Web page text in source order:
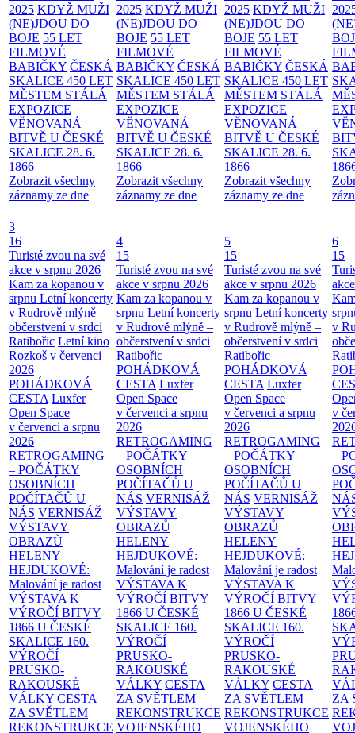
2025 KDYŽ MUŽI
(NE)JDOU DO
BOJE 55 LET
FILMOVÉ
BABIČKY ČESKÁ
SKALICE 450 LET
MĚSTEM STÁLÁ
EXPOZICE
VĚNOVANÁ
BITVĚ U ČESKÉ
SKALICE 28. 6.
1866
Zobrazit všechny
záznamy ze dne
2025 KDYŽ MUŽI
(NE)JDOU DO
BOJE 55 LET
FILMOVÉ
BABIČKY ČESKÁ
SKALICE 450 LET
MĚSTEM STÁLÁ
EXPOZICE
VĚNOVANÁ
BITVĚ U ČESKÉ
SKALICE 28. 6.
1866
Zobrazit všechny
záznamy ze dne
2025 KDYŽ MUŽI
(NE)JDOU DO
BOJE 55 LET
FILMOVÉ
BABIČKY ČESKÁ
SKALICE 450 LET
MĚSTEM STÁLÁ
EXPOZICE
VĚNOVANÁ
BITVĚ U ČESKÉ
SKALICE 28. 6.
1866
Zobrazit všechny
záznamy ze dne
3
16
Turisté zvou na své
akce v srpnu 2026
Kam za kopanou v
srpnu Letní koncerty
v Rudrově mlýně –
občerstvení v srdci
Ratibořic Letní kino
Rozkoš v červenci
2026
POHÁDKOVÁ
CESTA Luxfer
Open Space
v červenci a srpnu
2026
RETROGAMING
– POČÁTKY
OSOBNÍCH
POČÍTAČŮ U
NÁS VERNISÁŽ
VÝSTAVY
OBRAZŮ
HELENY
HEJDUKOVÉ:
Malování je radost
VÝSTAVA K
VÝROČÍ BITVY
1866 U ČESKÉ
SKALICE 160.
VÝROČÍ
PRUSKO-
RAKOUSKÉ
VÁLKY CESTA
ZA SVĚTLEM
REKONSTRUKCE
4
15
Turisté zvou na své
akce v srpnu 2026
Kam za kopanou v
srpnu Letní koncerty
v Rudrově mlýně –
občerstvení v srdci
Ratibořic
POHÁDKOVÁ
CESTA Luxfer
Open Space
v červenci a srpnu
2026
RETROGAMING
– POČÁTKY
OSOBNÍCH
POČÍTAČŮ U
NÁS VERNISÁŽ
VÝSTAVY
OBRAZŮ
HELENY
HEJDUKOVÉ:
Malování je radost
VÝSTAVA K
VÝROČÍ BITVY
1866 U ČESKÉ
SKALICE 160.
VÝROČÍ
PRUSKO-
RAKOUSKÉ
VÁLKY CESTA
ZA SVĚTLEM
REKONSTRUKCE
VOJENSKÉHO
5
15
Turisté zvou na své
akce v srpnu 2026
Kam za kopanou v
srpnu Letní koncerty
v Rudrově mlýně –
občerstvení v srdci
Ratibořic
POHÁDKOVÁ
CESTA Luxfer
Open Space
v červenci a srpnu
2026
RETROGAMING
– POČÁTKY
OSOBNÍCH
POČÍTAČŮ U
NÁS VERNISÁŽ
VÝSTAVY
OBRAZŮ
HELENY
HEJDUKOVÉ:
Malování je radost
VÝSTAVA K
VÝROČÍ BITVY
1866 U ČESKÉ
SKALICE 160.
VÝROČÍ
PRUSKO-
RAKOUSKÉ
VÁLKY CESTA
ZA SVĚTLEM
REKONSTRUKCE
VOJENSKÉHO
6
15
v
v
–
ZA